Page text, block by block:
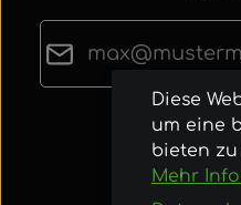
Datenschutz
Ich habe die
Kenntnis
Die mit einem
Pflichtfelder.
Diese
um eine
bieten zu
Mehr